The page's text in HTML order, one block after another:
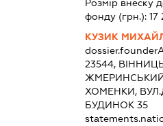
Розмір внеску
фонду (грн.): 17
КУЗИК
23544,
ХОМЕНКИ,
БУДИНОК 35